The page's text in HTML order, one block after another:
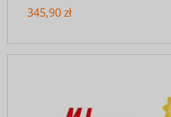
345,90 zł